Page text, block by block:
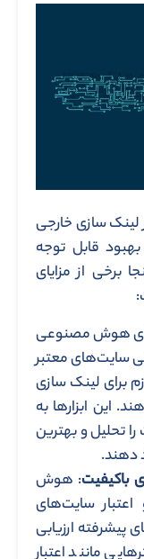
سازی خارجی
بهبود قابل توجه
برخی از مزایای
هوش مصنوعی
سایت‌های معتبر
برای لینک سازی
این ابزارها به
تحلیل و بهترین
دهند.
باکیفیت: هوش
سایت‌های
پیشرفته ارزیابی
مانند اعتبار